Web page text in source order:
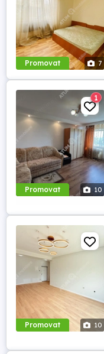
Promovat 7
Promovat 10
1
Promovat 10